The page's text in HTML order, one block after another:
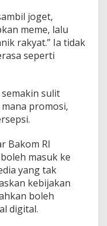
joget,
meme, lalu
rakyat.” Ia tidak
seperti
sulit
promosi,
Bakom RI
masuk ke
yang tak
kebijakan
boleh
digital.